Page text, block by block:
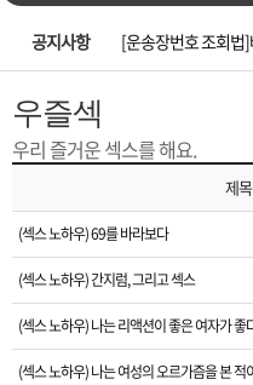
맨
은?
품
구
매
은
꼴
사
섹
스
노
하
우
고
객
센
터
마
이
페
주
문
공지사항
[무인택배함 이용 안
[2026구정 연휴]설
우즐섹
우리 즐거운 섹스를 해요.
제목
(섹스 노하우) 69를 바라보다
(섹스 노하우) 간지럼, 그리고 섹스
(섹스 노하우) 나는 리액션이 좋은 여자가 좋
(섹스 노하우) 나는 여성의 오르가즘을 본 적